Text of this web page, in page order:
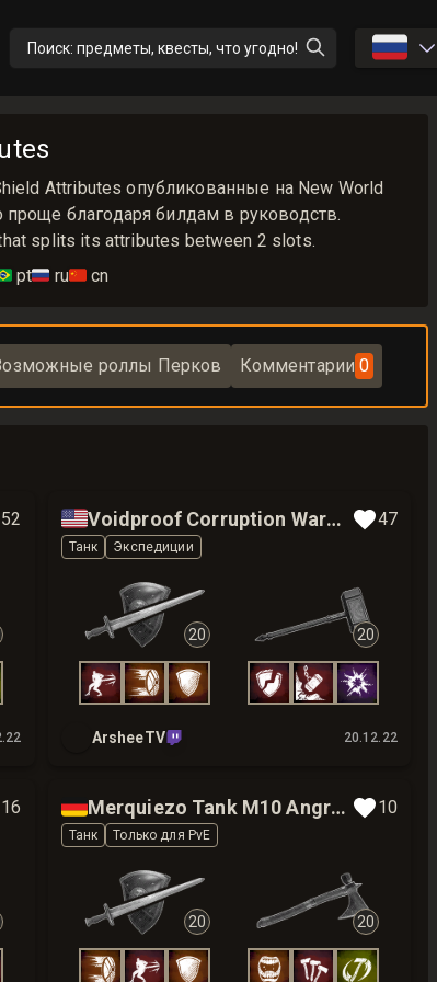
Поиск: предметы, квесты, что угодно! 🇷🇺
Attributes опубликованные на New World
благодаря билдам в руководств.
splits its attributes between 2 slots.
pt🇷🇺 ru🇨🇳 cn
роллы Перков Комментарии 0
52 🇺🇸 Voidproof Corruption Ward Set for Eternal Mutation LvL 10 47
Танк Экспедиции
20 20
ArsheeTV 20.12.22
16 🇩🇪 Merquiezo Tank M10 Angry Earth Build 10
Танк Только для PvE
20 20